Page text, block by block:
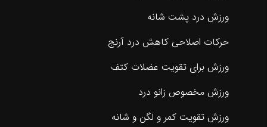
ورزش درد پشت شانه
حرکات اصلاحی کاهش درد آرنج
ورزش برای تقویت عضلات کتف
ورزش مخصوص زانو درد
ورزش تقویت کمر و لگن و شانه